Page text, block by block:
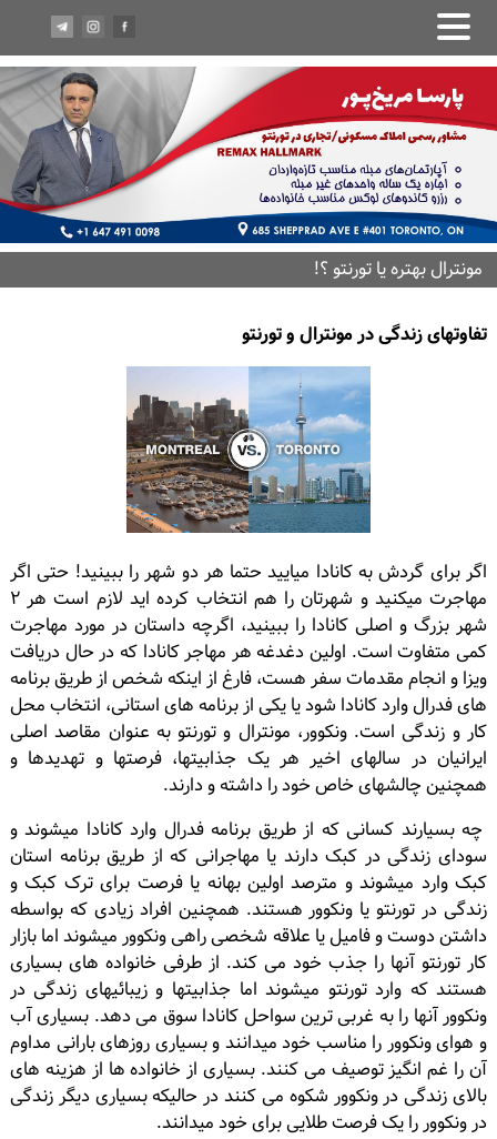
مونترال بهتره يا تورنتو ؟!
تفاوتهای زندگى در مونترال و تورنتو
اگر براى گردش به كانادا مياييد حتما هر دو شهر را ببينيد! حتى اگر
مهاجرت ميكنيد و شهرتان را هم انتخاب كرده ايد لازم است هر ٢
شهر بزرگ و اصلى كانادا را ببينيد، اگرچه داستان در مورد مهاجرت
كمى متفاوت است. اولین دغدغه هر مهاجر کانادا که در حال دریافت
ویزا و انجام مقدمات سفر هست، فارغ از اینکه شخص از طریق برنامه
های فدرال وارد کانادا شود یا یکی از برنامه های استانی، انتخاب محل
کار و زندگی است. ونکوور، مونترال و تورنتو به عنوان مقاصد اصلی
ایرانیان در سالهای اخیر هر یک جذابیتها، فرصتها و تهدیدها و
همچنین چالشهای خاص خود را داشته و دارند.
چه بسیارند کسانی که از طریق برنامه فدرال وارد کانادا میشوند و
سودای زندگی در کبک دارند یا مهاجرانی که از طریق برنامه استان
کبک وارد میشوند و مترصد اولین بهانه یا فرصت برای ترک کبک و
زندگی در تورنتو یا ونکوور هستند. همچنین افراد زیادی که بواسطه
داشتن دوست و فامیل یا علاقه شخصی راهی ونکوور میشوند اما بازار
کار تورنتو آنها را جذب خود می کند. از طرفی خانواده های بسیاری
هستند که وارد تورنتو میشوند اما جذابیتها و زیبائیهای زندگی در
ونکوور آنها را به غربی ترین سواحل کانادا سوق می دهد. بسیاری آب
و هوای ونکوور را مناسب خود میدانند و بسیاری روزهای بارانی مداوم
آن را غم انگیز توصیف می کنند. بسیاری از خانواده ها از هزینه های
بالای زندگی در ونکوور شکوه می کنند در حالیکه بسیاری دیگر زندگی
در ونکوور را یک فرصت طلایی برای خود میدانند.